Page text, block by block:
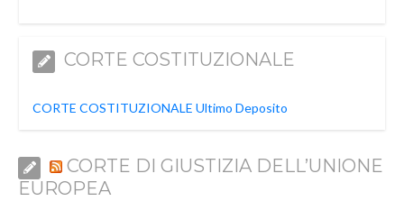
CORTE COSTITUZIONALE
CORTE COSTITUZIONALE Ultimo Deposito
CORTE DI GIUSTIZIA DELL’UNIONE
EUROPEA